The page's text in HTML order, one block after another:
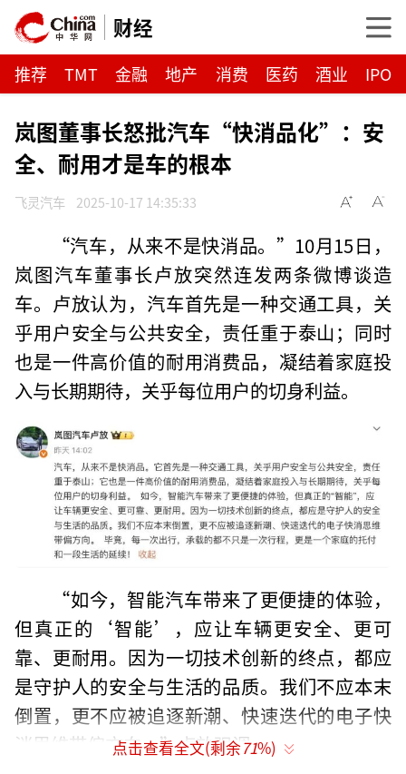
财经
推荐 TMT 金融 地产 消费 医药 酒业 IPO
岚图董事长怒批汽车“快消品化”：安
全、耐用才是车的根本
飞灵汽车 2025-10-17 14:35:33
“汽车，从来不是快消品。”10月15日，
岚图汽车董事长卢放突然连发两条微博谈造
车。卢放认为，汽车首先是一种交通工具，关
乎用户安全与公共安全，责任重于泰山；同时
也是一件高价值的耐用消费品，凝结着家庭投
入与长期期待，关乎每位用户的切身利益。
“如今，智能汽车带来了更便捷的体验，
但真正的‘智能’，应让车辆更安全、更可
靠、更耐用。因为一切技术创新的终点，都应
是守护人的安全与生活的品质。我们不应本末
倒置，更不应被追逐新潮、快速迭代的电子快
消思维带偏方向。”卢放强调。
点击查看全文(剩余71%)